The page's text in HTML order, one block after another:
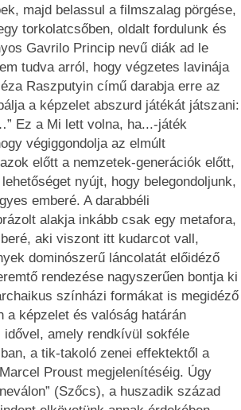
majd belassul a filmszalag pörgése,
torkolatcsőben, oldalt fordulunk és
Gavrilo Princip nevű diák ad le
tudva arról, hogy végzetes lavinája
Raszputyin című darabja erre az
a képzelet abszurd játékát játszani:
Ez a Mi lett volna, ha...-játék
végiggondolja az elmúlt
előtt a nemzetek-generációk előtt,
nyújt, hogy belegondoljunk,
emberé. A darabbéli
alakja inkább csak egy metafora,
aki viszont itt kudarcot vall,
dominószerű láncolatát előidéző
rendezése nagyszerűen bontja ki
színházi formákat is megidéző
a képzelet és valóság határán
idővel, amely rendkívül sokféle
a tik-takoló zenei effektektől a
Proust megjelenítéséig. Úgy
(Szőcs), a huszadik század